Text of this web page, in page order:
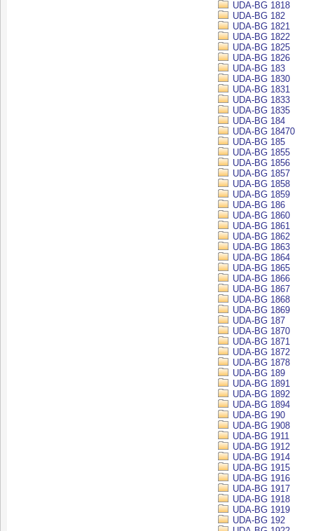
UDA-BG 1818
UDA-BG 182
UDA-BG 1821
UDA-BG 1822
UDA-BG 1825
UDA-BG 1826
UDA-BG 183
UDA-BG 1830
UDA-BG 1831
UDA-BG 1833
UDA-BG 1835
UDA-BG 184
UDA-BG 18470
UDA-BG 185
UDA-BG 1855
UDA-BG 1856
UDA-BG 1857
UDA-BG 1858
UDA-BG 1859
UDA-BG 186
UDA-BG 1860
UDA-BG 1861
UDA-BG 1862
UDA-BG 1863
UDA-BG 1864
UDA-BG 1865
UDA-BG 1866
UDA-BG 1867
UDA-BG 1868
UDA-BG 1869
UDA-BG 187
UDA-BG 1870
UDA-BG 1871
UDA-BG 1872
UDA-BG 1878
UDA-BG 189
UDA-BG 1891
UDA-BG 1892
UDA-BG 1894
UDA-BG 190
UDA-BG 1908
UDA-BG 1911
UDA-BG 1912
UDA-BG 1914
UDA-BG 1915
UDA-BG 1916
UDA-BG 1917
UDA-BG 1918
UDA-BG 1919
UDA-BG 192